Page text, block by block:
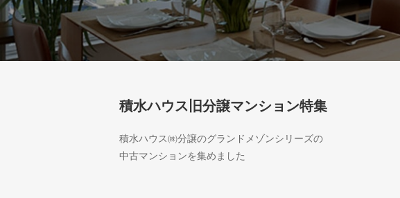
積水ハウス旧分譲マンション特集
積水ハウス㈱分譲のグランドメゾンシリーズの
中古マンションを集めました